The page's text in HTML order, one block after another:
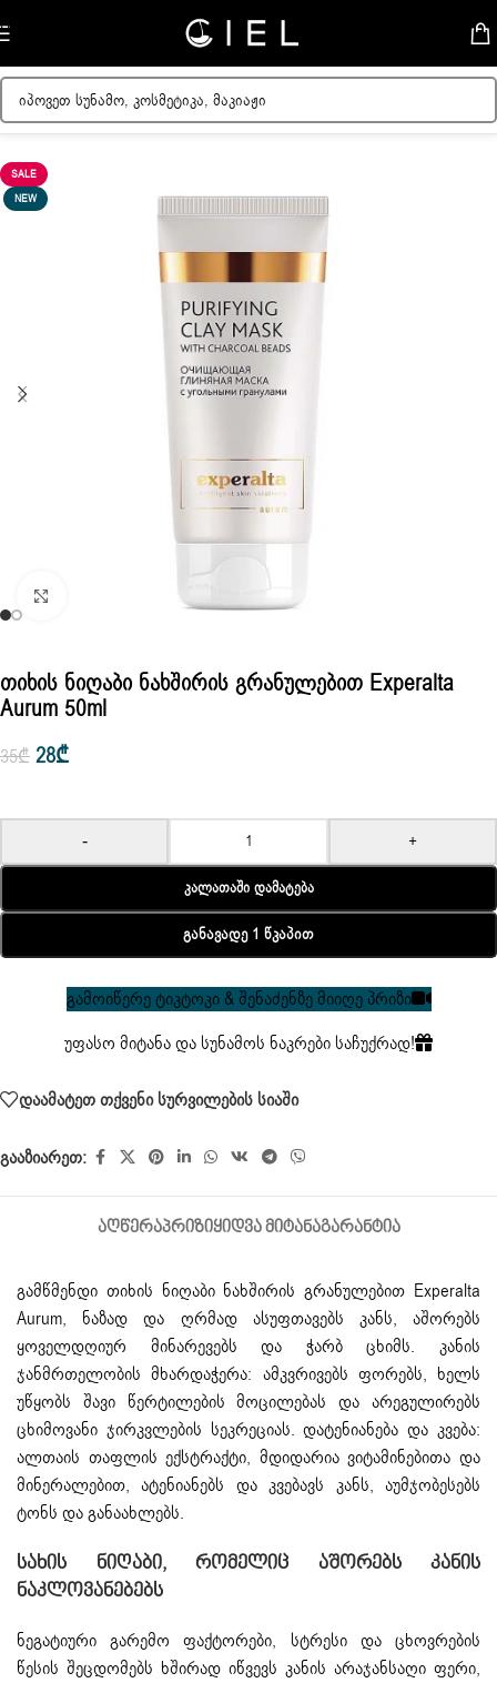
Skip to navigation
მთავარი/ქალის კოსმეტიკა/სახის მოვლა
SALE
NEW
Თიხის Ნიღაბი Ნახშირის Გრანულებით Experalta
Aurum 50ml
35₾ 28₾
- +
Კალათაში Დამატება
Განავადე 1 Წკაპით
გამოიწერე ტიკტოკი & შენაძენზე მიიღე პრიზი
უფასო მიტანა და სუნამოს ნაკრები საჩუქრად!
დაამატეთ თქვენი სურვილების სიაში
გააზიარეთ:
ᲐᲦᲬᲔᲠᲐᲞᲠᲘᲖᲘᲧᲘᲓᲕᲐ ᲛᲘᲢᲐᲜᲐᲒᲐᲠᲐᲜᲢᲘᲐ
გამწმენდი თიხის ნიღაბი ნახშირის გრანულებით Experalta
Aurum, ნაზად და ღრმად ასუფთავებს კანს, აშორებს
ყოველდღიურ მინარევებს და ჭარბ ცხიმს. კანის
ჯანმრთელობის მხარდაჭერა: ამკვრივებს ფორებს, ხელს
უწყობს შავი წერტილების მოცილებას და არეგულირებს
ცხიმოვანი ჯირკვლების სეკრეციას. დატენიანება და კვება:
ალთაის თაფლის ექსტრაქტი, მდიდარია ვიტამინებითა და
მინერალებით, ატენიანებს და კვებავს კანს, აუმჯობესებს
ტონს და განაახლებს.
Სახის Ნიღაბი, Რომელიც Აშორებს Კანის
Ნაკლოვანებებს
ნეგატიური გარემო ფაქტორები, სტრესი და ცხოვრების
წესის შეცდომებს ხშირად იწვევს კანის არაჯანსაღი ფერი,